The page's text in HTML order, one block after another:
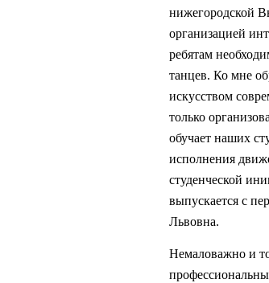
нижегородской
организацией
ребятам
танцев. Ко мне
искусством
только
обучает наших
исполнения
студенческой
выпускается с
Львовна.
Немаловажно и